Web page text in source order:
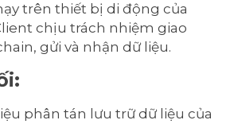
trên thiết bị di động của
chịu trách nhiệm giao
gửi và nhận dữ liệu.
phân tán lưu trữ dữ liệu của